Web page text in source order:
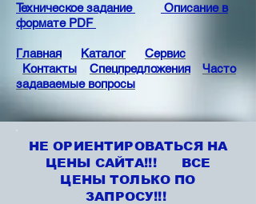
Техническое задание
Описание в
формате PDF
Главная Каталог
Сервис
Контакты
Спецпредложения
Часто
задаваемые вопросы
НЕ ОРИЕНТИРОВАТЬСЯ НА
ЦЕНЫ САЙТА!!! ВСЕ
ЦЕНЫ ТОЛЬКО ПО
ЗАПРОСУ!!!